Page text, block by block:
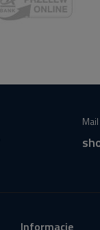
Mail